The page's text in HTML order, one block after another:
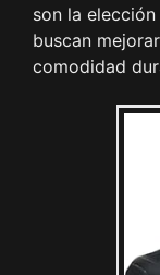
son la
buscan
comodidad